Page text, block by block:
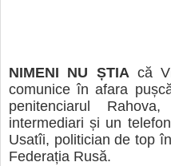
NIMENI NU ȘTIAcă
comunice în afara
penitenciarul
intermediari și un
Usatîi, politician de top
Federația Rusă.